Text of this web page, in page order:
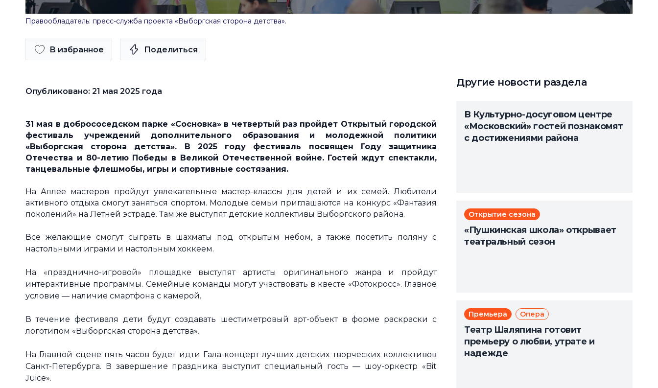
Правообладатель: пресс-служба проекта «Выборгская сторона детства».
В избранное Поделиться
Опубликовано: 21 мая 2025 года
31 мая в добрососедском парке «Сосновка» в четвертый раз пройдет Открытый городской
фестиваль учреждений дополнительного образования и молодежной политики
«Выборгская сторона детства». В 2025 году фестиваль посвящен Году защитника
Отечества и 80-летию Победы в Великой Отечественной войне. Гостей ждут спектакли,
танцевальные флешмобы, игры и спортивные состязания.
На Аллее мастеров пройдут увлекательные мастер-классы для детей и их семей. Любители
активного отдыха смогут заняться спортом. Молодые семьи приглашаются на конкурс «Фантазия
поколений» на Летней эстраде. Там же выступят детские коллективы Выборгского района.
Все желающие смогут сыграть в шахматы под открытым небом, а также посетить поляну с
настольными играми и настольным хоккеем.
На «празднично-игровой» площадке выступят артисты оригинального жанра и пройдут
интерактивные программы. Семейные команды могут участвовать в квесте «Фотокросс». Главное
условие — наличие смартфона с камерой.
В течение фестиваля дети будут создавать шестиметровый арт-объект в форме раскраски с
логотипом «Выборгская сторона детства».
На Главной сцене пять часов будет идти Гала-концерт лучших детских творческих коллективов
Санкт-Петербурга. В завершение праздника выступит специальный гость — шоу-оркестр «Bit
Juice».
Другие новости раздела
В Культурно-досуговом центре
«Московский» гостей познакомят
с достижениями района
Открытие сезона
«Пушкинская школа» открывает
театральный сезон
Премьера Опера
Театр Шаляпина готовит
премьеру о любви, утрате и
надежде